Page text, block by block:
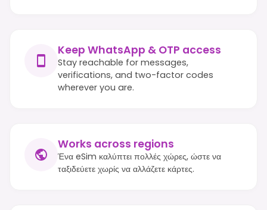
Keep WhatsApp & OTP access
Stay reachable for messages,
verifications, and two-factor codes
wherever you are.
Works across regions
Ένα eSim καλύπτει πολλές χώρες, ώστε να
ταξιδεύετε χωρίς να αλλάζετε κάρτες.